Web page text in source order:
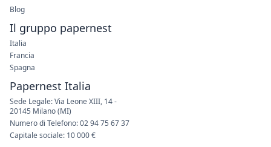
Papernest Italia
Sede Legale: Via Leone XIII, 14 -
20145 Milano (MI)
Numero di Telefono: 02 94 75 67 37
Capitale sociale: 10 000 €
Prontobolletta sui
Social
Instagram
X
Medium